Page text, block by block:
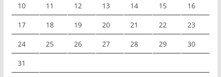
10 11 12 13 14 15 16
17 18 19 20 21 22 23
24 25 26 27 28 29 30
31